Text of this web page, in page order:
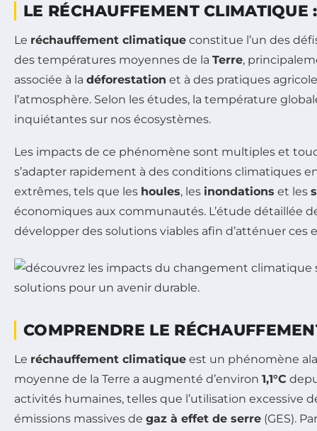
LE RÉCHAUFFEMENT CLIMATIQUE
Le réchauffement climatique constitue l’un des
des températures moyennes de la Terre,
associée à la déforestation et à des pratiques
l’atmosphère. Selon les études, la température
inquiétantes sur nos écosystèmes.
Les impacts de ce phénomène sont multiples et
s’adapter rapidement à des conditions climatiques
extrêmes, tels que les houles, les inondations et les
économiques aux communautés. L’étude détaillée
développer des solutions viables afin d’atténuer
COMPRENDRE LE
Le réchauffement climatique est un phénomène
moyenne de la Terre a augmenté d’environ 1,1°C
activités humaines, telles que l’utilisation excessive
émissions massives de gaz à effet de serre (GES).